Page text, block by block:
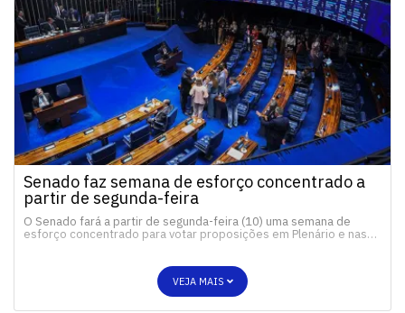
Senado faz semana de esforço concentrado a
partir de segunda-feira
O Senado fará a partir de segunda-feira (10) uma semana de
esforço concentrado para votar proposições em Plenário e nas…
VEJA MAIS